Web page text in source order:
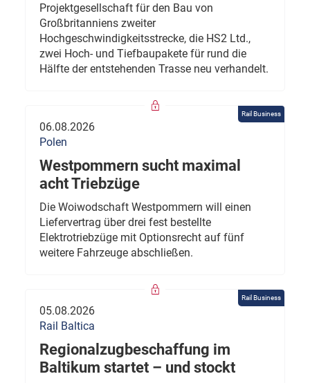
Projektgesellschaft für den Bau von
Großbritanniens zweiter
Hochgeschwindigkeitsstrecke, die HS2 Ltd.,
zwei Hoch- und Tiefbaupakete für rund die
Hälfte der entstehenden Trasse neu verhandelt.
Rail Business
06.08.2026
Polen
Westpommern sucht maximal
acht Triebzüge
Die Woiwodschaft Westpommern will einen
Liefervertrag über drei fest bestellte
Elektrotriebzüge mit Optionsrecht auf fünf
weitere Fahrzeuge abschließen.
Rail Business
05.08.2026
Rail Baltica
Regionalzugbeschaffung im
Baltikum startet – und stockt